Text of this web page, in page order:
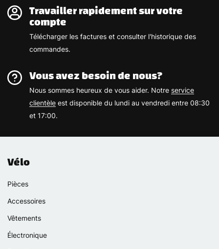
Travailler rapidement sur votre
compte
Télécharger les factures et consulter l'historique des
commandes.
Vous avez besoin de nous?
Nous sommes heureux de vous aider. Notre service
clientèle est disponible du lundi au vendredi entre 08:30
et 17:00.
Vélo
Pièces
Accessoires
Vêtements
Électronique